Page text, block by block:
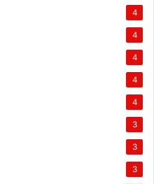
4
4
4
4
4
3
3
3